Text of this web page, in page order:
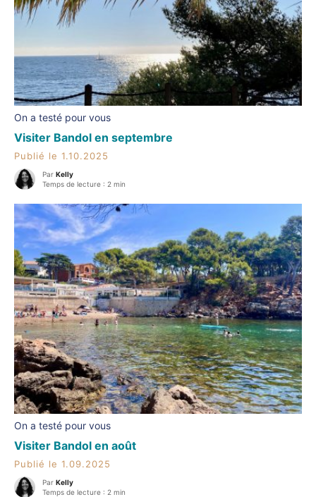
On a testé pour vous
Visiter Bandol en septembre
Publié le 1.10.2025
Par Kelly
Temps de lecture : 2 min
On a testé pour vous
Visiter Bandol en août
Publié le 1.09.2025
Par Kelly
Temps de lecture : 2 min